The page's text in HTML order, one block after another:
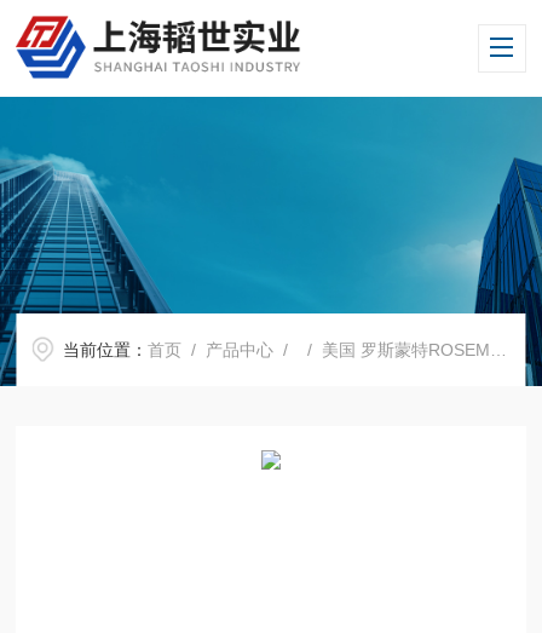
当前位置：首页 / 产品中心 / / 美国 罗斯蒙特ROSEMOUNT